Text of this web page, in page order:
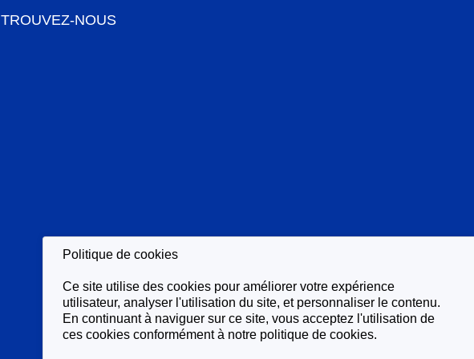
TROUVEZ-NOUS
Politique de cookies
Ce site utilise des cookies pour améliorer votre expérience
utilisateur, analyser l'utilisation du site, et personnaliser le contenu.
En continuant à naviguer sur ce site, vous acceptez l'utilisation de
ces cookies conformément à notre politique de cookies.